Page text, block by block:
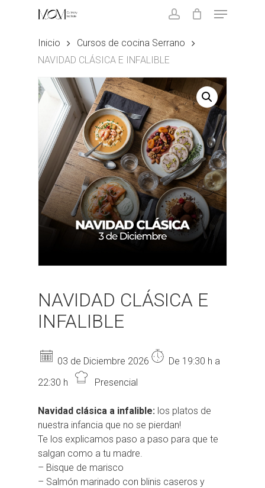
Menu
Inicio
Cursos de cocina Serrano
NAVIDAD CLÁSICA E INFALIBLE
NAVIDAD CLÁSICA E
INFALIBLE
03 de Diciembre 2026
De 19:30 h a
22:30 h
Presencial
Navidad clásica a infalible: los platos de
nuestra infancia que no se pierdan!
Te los explicamos paso a paso para que te
salgan como a tu madre.
– Bisque de marisco
– Salmón marinado con blinis caseros y